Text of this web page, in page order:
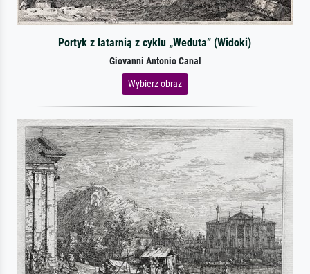
Portyk z latarnią z cyklu „Weduta” (Widoki)
Giovanni Antonio Canal
Wybierz obraz